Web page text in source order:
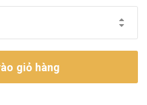
giỏ hàng